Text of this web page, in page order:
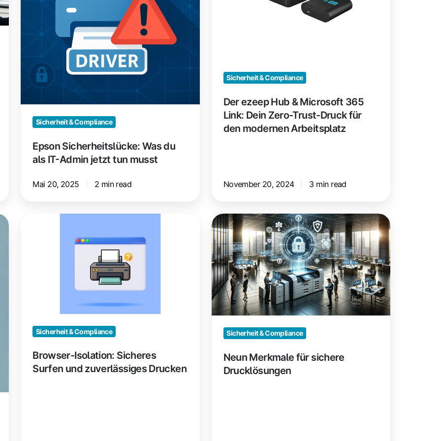
Sicherheit & Compliance
Epson Sicherheitslücke: Was du
als IT-Admin jetzt tun musst
Mai 20, 2025 2 min read
Druck
den
modernen
Arbeitsplatz
Sicherheit & Compliance
Der ezeep Hub & Microsoft 365
Link: Dein Zero-Trust-Druck für
den modernen Arbeitsplatz
November 20, 2024 3 min read
Sicherheit & Compliance
Browser-Isolation: Sicheres
Surfen und zuverlässiges Drucken
Neun
Merkmale
für
sichere
Drucklösungen
Sicherheit & Compliance
Neun Merkmale für sichere
Drucklösungen